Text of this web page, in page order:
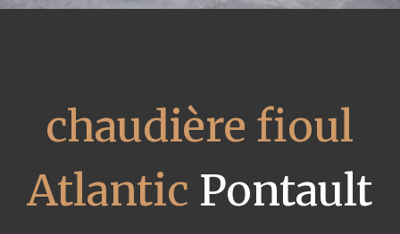
chaudière fioul
Atlantic Pontault